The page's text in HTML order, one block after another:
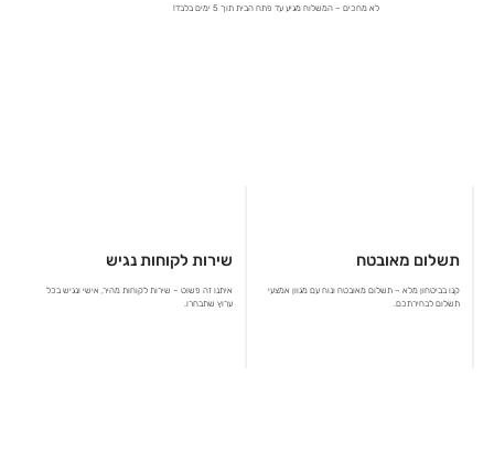
שירות לקוחות נגיש
איתנו זה פשוט – שירות לקוחות מהיר, אישי ונגיש בכל
ערוץ שתבחרו.
לא מחכים – המשלוח מגיע עד פתח הבית תוך 5 ימים בלבד!
תשלום מאובטח
קנו בביטחון מלא – תשלום מאובטח ונוח עם מגוון אמצעי
תשלום לבחירתכם.